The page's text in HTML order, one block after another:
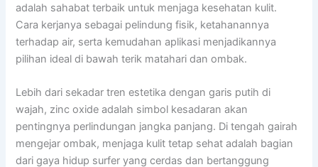
adalah sahabat terbaik untuk menjaga kesehatan kulit.
Cara kerjanya sebagai pelindung fisik, ketahanannya
terhadap air, serta kemudahan aplikasi menjadikannya
pilihan ideal di bawah terik matahari dan ombak.
Lebih dari sekadar tren estetika dengan garis putih di
wajah, zinc oxide adalah simbol kesadaran akan
pentingnya perlindungan jangka panjang. Di tengah gairah
mengejar ombak, menjaga kulit tetap sehat adalah bagian
dari gaya hidup surfer yang cerdas dan bertanggung